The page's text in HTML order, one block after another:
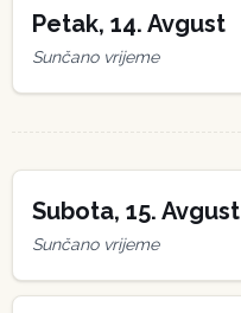
Petak, 14. Avgust
Sunčano vrijeme
Subota, 15. Avgust
Sunčano vrijeme